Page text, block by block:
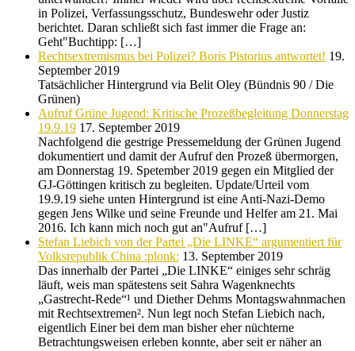
in Polizei, Verfassungsschutz, Bundeswehr oder Justiz
berichtet. Daran schließt sich fast immer die Frage an:
Geht"Buchtipp: […]
Rechtsextremismus bei Polizei? Boris Pistorius antwortet! 19.
September 2019
Tatsächlicher Hintergrund via Belit Oley (Bündnis 90 / Die
Grünen)
Aufruf Grüne Jugend: Kritische Prozeßbegleitung Donnerstag
19.9.19 17. September 2019
Nachfolgend die gestrige Pressemeldung der Grünen Jugend
dokumentiert und damit der Aufruf den Prozeß übermorgen,
am Donnerstag 19. Spetember 2019 gegen ein Mitglied der
GJ-Göttingen kritisch zu begleiten. Update/Urteil vom
19.9.19 siehe unten Hintergrund ist eine Anti-Nazi-Demo
gegen Jens Wilke und seine Freunde und Helfer am 21. Mai
2016. Ich kann mich noch gut an"Aufruf […]
Stefan Liebich von der Partei „Die LINKE“ argumentiert für
Volksrepublik China :plonk: 13. September 2019
Das innerhalb der Partei „Die LINKE“ einiges sehr schräg
läuft, weis man spätestens seit Sahra Wagenknechts
„Gastrecht-Rede“¹ und Diether Dehms Montagswahnmachen
mit Rechtsextremen². Nun legt noch Stefan Liebich nach,
eigentlich Einer bei dem man bisher eher nüchterne
Betrachtungsweisen erleben konnte, aber seit er näher an